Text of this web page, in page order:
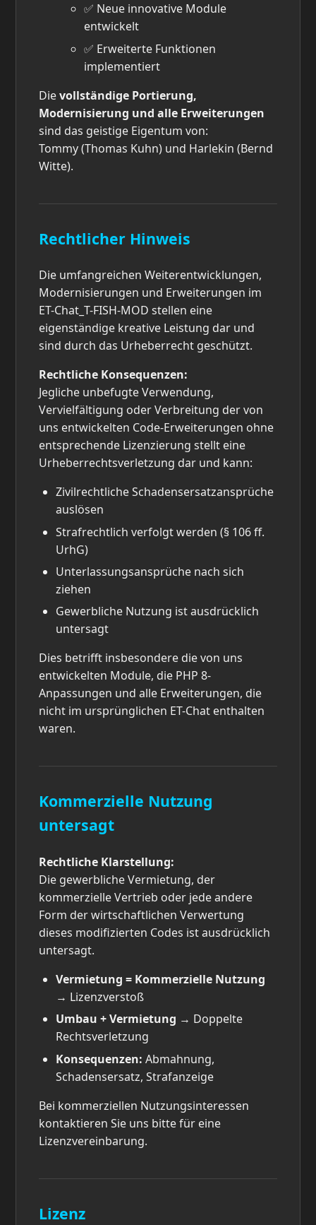
✅ Neue innovative Module
entwickelt
✅ Erweiterte Funktionen
implementiert
Dievollständige Portierung,
Modernisierung und alle Erweiterungen
sind das geistige Eigentum von:
Tommy (Thomas Kuhn) und Harlekin (Bernd
Witte).
Rechtlicher Hinweis
Die umfangreichen Weiterentwicklungen,
Modernisierungen und Erweiterungen im
ET-Chat_T-FISH-MOD stellen eine
eigenständige kreative Leistung dar und
sind durch das Urheberrecht geschützt.
Rechtliche Konsequenzen:
Jegliche unbefugte Verwendung,
Vervielfältigung oder Verbreitung der von
uns entwickelten Code-Erweiterungen ohne
entsprechende Lizenzierung stellt eine
Urheberrechtsverletzung dar und kann:
Zivilrechtliche Schadensersatzansprüche
auslösen
Strafrechtlich verfolgt werden (§ 106 ff.
UrhG)
Unterlassungsansprüche nach sich
ziehen
Gewerbliche Nutzung ist ausdrücklich
untersagt
Dies betrifft insbesondere die von uns
entwickelten Module, die PHP 8-
Anpassungen und alle Erweiterungen, die
nicht im ursprünglichen ET-Chat enthalten
waren.
Kommerzielle Nutzung
untersagt
Rechtliche Klarstellung:
Die gewerbliche Vermietung, der
kommerzielle Vertrieb oder jede andere
Form der wirtschaftlichen Verwertung
dieses modifizierten Codes ist ausdrücklich
untersagt.
Vermietung = Kommerzielle Nutzung
→ Lizenzverstoß
Umbau + Vermietung → Doppelte
Rechtsverletzung
Konsequenzen: Abmahnung,
Schadensersatz, Strafanzeige
Bei kommerziellen Nutzungsinteressen
kontaktieren Sie uns bitte für eine
Lizenzvereinbarung.
Lizenz